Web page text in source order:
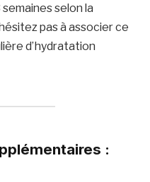
selon la
pas à associer ce
d’hydratation
: